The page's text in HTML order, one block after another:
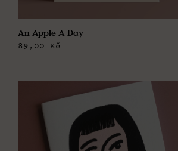
An Apple A Day
89,00 Kč